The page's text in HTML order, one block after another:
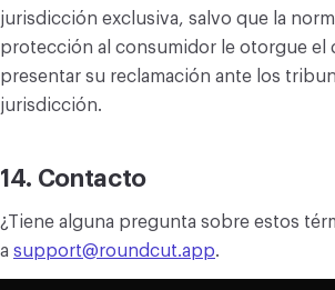
jurisdicción exclusiva, salvo que la
protección al consumidor le otorgue el
presentar su reclamación ante los
jurisdicción.
14. Contacto
¿Tiene alguna pregunta sobre estos
a support@roundcut.app.